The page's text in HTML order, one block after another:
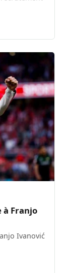
à Franjo
Ivanović